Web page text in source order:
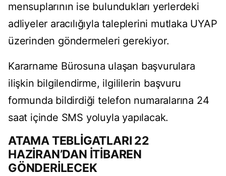
mensuplarının ise bulundukları yerlerdeki
adliyeler aracılığıyla taleplerini mutlaka UYAP
üzerinden göndermeleri gerekiyor.
Kararname Bürosuna ulaşan başvurulara
ilişkin bilgilendirme, ilgililerin başvuru
formunda bildirdiği telefon numaralarına 24
saat içinde SMS yoluyla yapılacak.
ATAMA TEBLİGATLARI 22
HAZİRAN’DAN İTİBAREN
GÖNDERİLECEK